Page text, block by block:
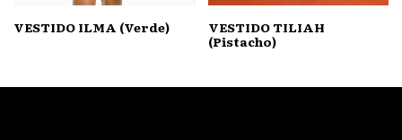
VESTIDO ILMA (Verde)
VESTIDO TILIAH
(Pistacho)